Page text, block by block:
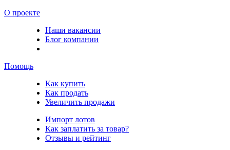
О проекте
Наши вакансии
Блог компании
Помощь
Как купить
Как продать
Увеличить продажи
Импорт лотов
Как заплатить за товар?
Отзывы и рейтинг